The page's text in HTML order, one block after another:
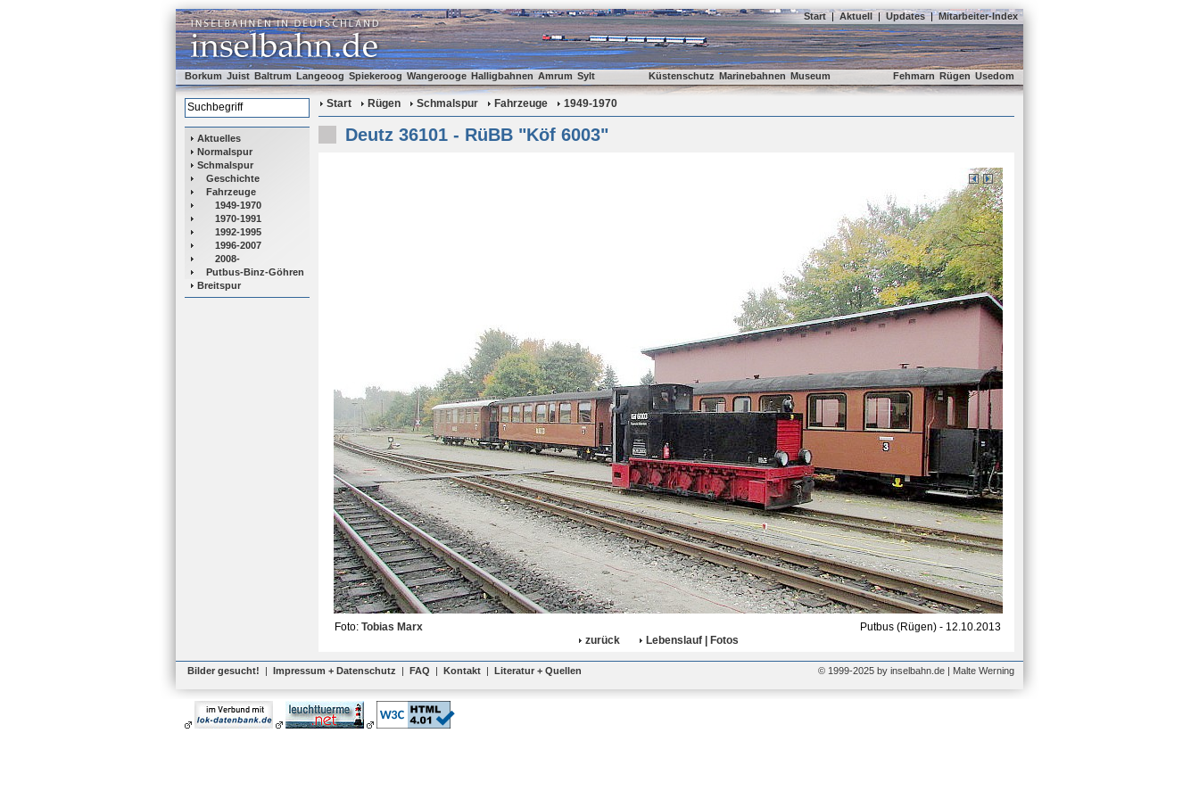
Start | Aktuell | Updates | Mitarbeiter-Index
Borkum Juist Baltrum Langeoog Spiekeroog Wangerooge Halligbahnen Amrum Sylt Küstenschutz Marinebahnen Museum Fehmarn Rügen Usedom
Aktuelles
Normalspur
Schmalspur
Geschichte
Fahrzeuge
1949-1970
1970-1991
1992-1995
1996-2007
2008-
Putbus-Binz-Göhren
Breitspur
Start Rügen Schmalspur Fahrzeuge 1949-1970
Deutz 36101 - RüBB "Köf 6003"
Foto: Tobias Marx
Putbus (Rügen) - 12.10.2013
zurück
Lebenslauf | Fotos
Bilder gesucht! | Impressum + Datenschutz | FAQ | Kontakt | Literatur + Quellen © 1999-2025 by inselbahn.de | Malte Werning